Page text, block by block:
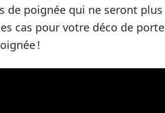
de poignée qui ne seront plus
cas pour votre déco de porte
!